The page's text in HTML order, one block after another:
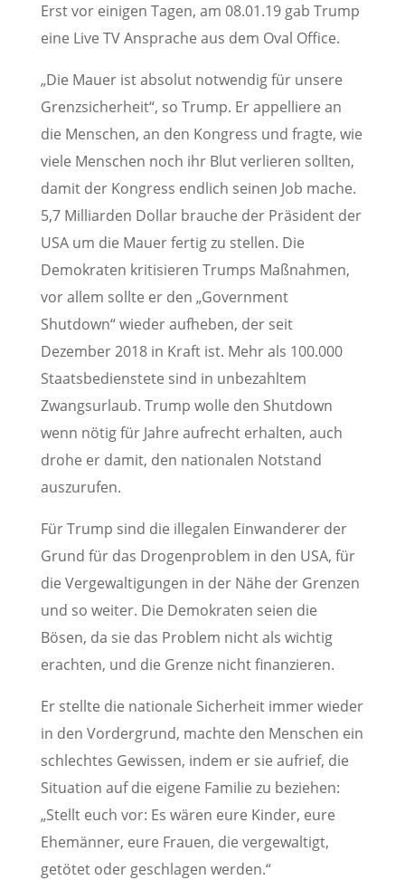
Erst vor einigen Tagen, am 08.01.19 gab Trump
eine Live TV Ansprache aus dem Oval Office.
„Die Mauer ist absolut notwendig für unsere
Grenzsicherheit“, so Trump. Er appelliere an
die Menschen, an den Kongress und fragte, wie
viele Menschen noch ihr Blut verlieren sollten,
damit der Kongress endlich seinen Job mache.
5,7 Milliarden Dollar brauche der Präsident der
USA um die Mauer fertig zu stellen. Die
Demokraten kritisieren Trumps Maßnahmen,
vor allem sollte er den „Government
Shutdown“ wieder aufheben, der seit
Dezember 2018 in Kraft ist. Mehr als 100.000
Staatsbedienstete sind in unbezahltem
Zwangsurlaub. Trump wolle den Shutdown
wenn nötig für Jahre aufrecht erhalten, auch
drohe er damit, den nationalen Notstand
auszurufen.
Für Trump sind die illegalen Einwanderer der
Grund für das Drogenproblem in den USA, für
die Vergewaltigungen in der Nähe der Grenzen
und so weiter. Die Demokraten seien die
Bösen, da sie das Problem nicht als wichtig
erachten, und die Grenze nicht finanzieren.
Er stellte die nationale Sicherheit immer wieder
in den Vordergrund, machte den Menschen ein
schlechtes Gewissen, indem er sie aufrief, die
Situation auf die eigene Familie zu beziehen:
„Stellt euch vor: Es wären eure Kinder, eure
Ehemänner, eure Frauen, die vergewaltigt,
getötet oder geschlagen werden.“